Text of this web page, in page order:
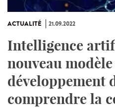
ACTUALITÉ 21.09.2022
Intelligence
nouveau
développement
comprendre la